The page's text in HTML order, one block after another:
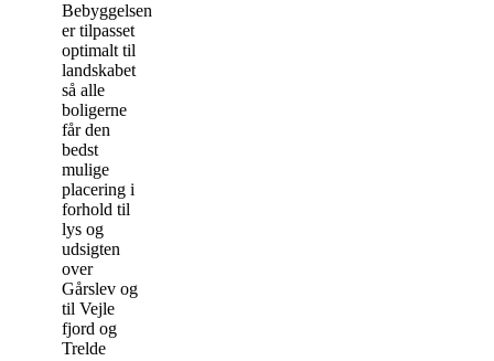
Bebyggelsen
er tilpasset
optimalt til
landskabet
så alle
boligerne
får den
bedst
mulige
placering i
forhold til
lys og
udsigten
over
Gårslev og
til Vejle
fjord og
Trelde